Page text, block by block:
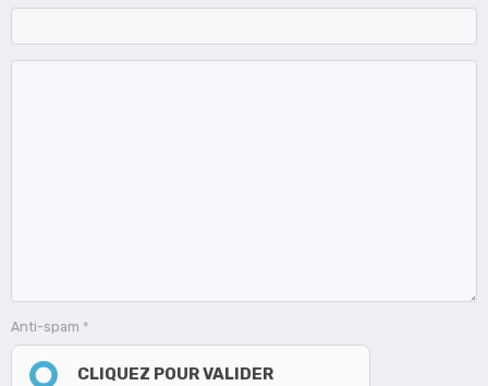
Anti-spam
CLIQUEZ POUR VALIDER